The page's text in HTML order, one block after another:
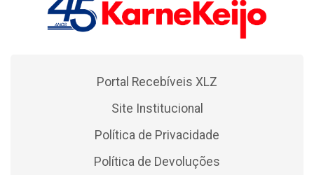
Portal Recebíveis XLZ
Site Institucional
Política de Privacidade
Política de Devoluções